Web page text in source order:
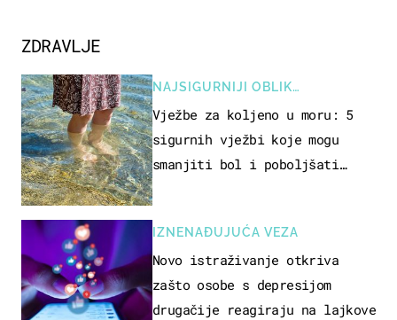
ZDRAVLJE
NAJSIGURNIJI OBLIK
REKREACIJE
Vježbe za koljeno u moru: 5
sigurnih vježbi koje mogu
smanjiti bol i poboljšati
IZNENAĐUJUĆA VEZA
Novo istraživanje otkriva
zašto osobe s depresijom
drugačije reagiraju na lajkove